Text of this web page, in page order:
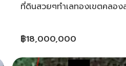
ที่ดินสวยๆทำเลทองเขตคลอง
฿18,000,000